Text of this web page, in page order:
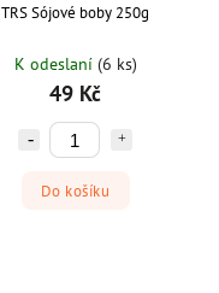
TRS Sójové boby 250g
K odeslaní (6 ks)
49 Kč
Do košíku